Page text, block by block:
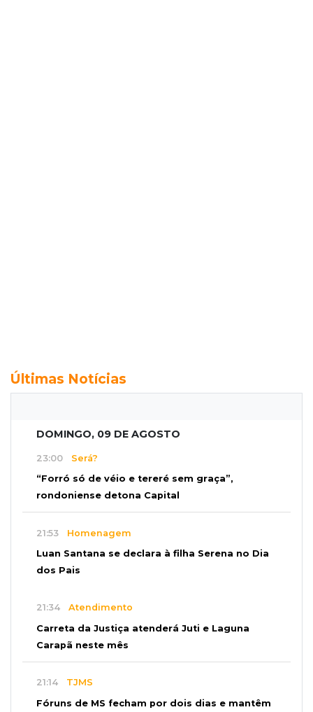
Últimas Notícias
DOMINGO, 09 DE AGOSTO
23:00 Será?
“Forró só de véio e tereré sem graça”,
rondoniense detona Capital
21:53 Homenagem
Luan Santana se declara à filha Serena no Dia
dos Pais
21:34 Atendimento
Carreta da Justiça atenderá Juti e Laguna
Carapã neste mês
21:14 TJMS
Fóruns de MS fecham por dois dias e mantêm